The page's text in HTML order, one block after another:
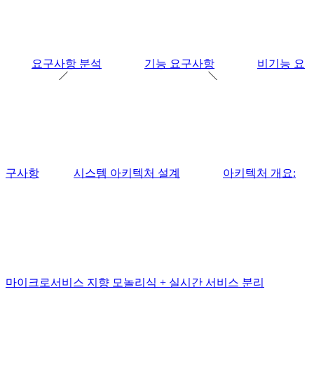
요구사항 분석 기능 요구사항 비기능 요
구사항 시스템 아키텍처 설계 아키텍처 개요:
마이크로서비스 지향 모놀리식 + 실시간 서비스 분리